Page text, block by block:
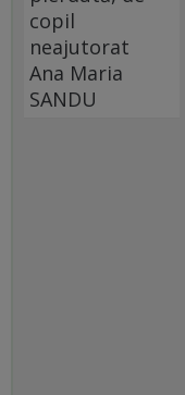
copil
neajutorat
Ana Maria
SANDU